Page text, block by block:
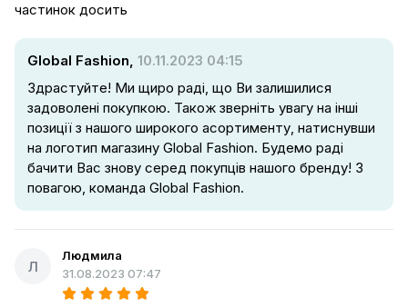
частинок досить
Global Fashion, 10.11.2023 04:15
Здрастуйте! Ми щиро раді, що Ви залишилися
задоволені покупкою. Також зверніть увагу на інші
позиції з нашого широкого асортименту, натиснувши
на логотип магазину Global Fashion. Будемо раді
бачити Вас знову серед покупців нашого бренду! З
повагою, команда Global Fashion.
Л
Людмила
31.08.2023 07:47